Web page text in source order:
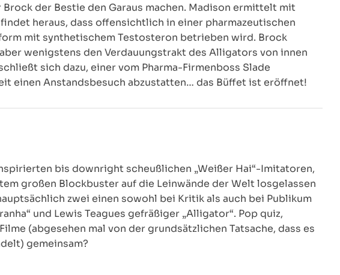
der Bestie den Garaus machen. Madison ermittelt mit
heraus, dass offensichtlich in einer pharmazeutischen
mit synthetischem Testosteron betrieben wird. Brock
wenigstens den Verdauungstrakt des Alligators von innen
sich dazu, einer vom Pharma-Firmenboss Slade
einen Anstandsbesuch abzustatten… das Büffet ist eröffnet!
bis downright scheußlichen „Weißer Hai“-Imitatoren,
großen Blockbuster auf die Leinwände der Welt losgelassen
zwei einen sowohl bei Kritik als auch bei Publikum
und Lewis Teagues gefräßiger „Alligator“. Pop quiz,
(abgesehen mal von der grundsätzlichen Tatsache, dass es
gemeinsam?